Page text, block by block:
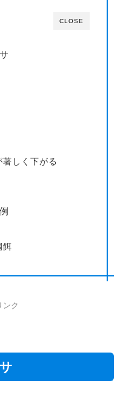
CLOSE
しく下がる
餌
ンク